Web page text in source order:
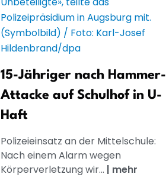
15-Jähriger nach Hammer-
Attacke auf Schulhof in U-
Haft
Polizeieinsatz an der Mittelschule:
Nach einem Alarm wegen
Körperverletzung wir... | mehr